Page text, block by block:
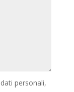
personali,